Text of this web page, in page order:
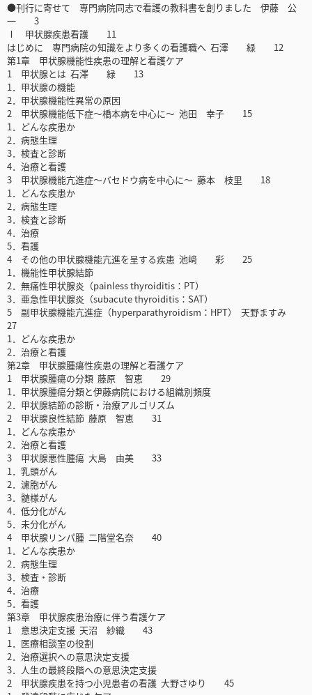
●刊行に寄せて 専門病院同志で看護の教科書を創りました 伊藤 公
一 3
Ⅰ 甲状腺疾患看護 11
はじめに 専門病院の知識をより多くの看護職へ 石澤 緑 12
第1章 甲状腺機能性疾患の理解と看護ケア
1 甲状腺とは 石澤 緑 13
1．甲状腺の機能
2．甲状腺機能性異常の原因
2 甲状腺機能低下症～橋本病を中心に～ 池田 幸子 15
1．どんな疾患か
2．病態生理
3．検査と診断
4．治療と看護
3 甲状腺機能亢進症～バセドウ病を中心に～ 藤本 枝里 18
1．どんな疾患か
2．病態生理
3．検査と診断
4．治療
5．看護
4 その他の甲状腺機能亢進を呈する疾患 池﨑 彩 25
1．機能性甲状腺結節
2．無痛性甲状腺炎（painless thyroiditis：PT）
3．亜急性甲状腺炎（subacute thyroiditis：SAT）
5 副甲状腺機能亢進症（hyperparathyroidism：HPT） 天野ますみ
27
1．どんな疾患か
2．治療と看護
第2章 甲状腺腫瘍性疾患の理解と看護ケア
1 甲状腺腫瘍の分類 藤原 智恵 29
1．甲状腺腫瘍分類と伊藤病院における組織別頻度
2．甲状腺結節の診断・治療アルゴリズム
2 甲状腺良性結節 藤原 智恵 31
1．どんな疾患か
2．治療と看護
3 甲状腺悪性腫瘍 大島 由美 33
1．乳頭がん
2．濾胞がん
3．髄様がん
4．低分化がん
5．未分化がん
4 甲状腺リンパ腫 二階堂名奈 40
1．どんな疾患か
2．病態生理
3．検査・診断
4．治療
5．看護
第3章 甲状腺疾患治療に伴う看護ケア
1 意思決定支援 天沼 紗織 43
1．医療相談室の役割
2．治療選択への意思決定支援
3．人生の最終段階への意思決定支援
2 甲状腺疾患を持つ小児患者の看護 大野さゆり 45